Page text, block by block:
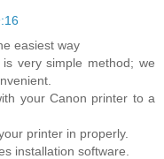
easiest way
very simple method; we
your Canon printer to a
printer in properly.
installation software.